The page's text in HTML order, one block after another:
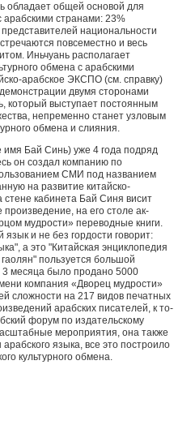
обладает общей основой для
араб­скими странами: 23%
национальности
повсеместно и весь
Иньчуань располагает
обмена с арабскими
арабское ЭКСПО (см. справку)
двумя сторо­нами
который выступает постоянным
непременно станет узловым
обмена и слияния.
имя Бай Синь) уже 4 года подряд
он создал компанию по
СМИ под названием
на разви­тие китайско-
стене кабинета Бай Синя висит
на его столе ак­
мудрости» переводные книги.
и не без гордости говорит:
а это "Китайская энцикло­педия
пользуется большой
3 месяца было продано 5000
компания «Дворец мудрости»
слож­ности на 217 видов печатных
арабских писателей, к то­
форум по издательскому
мероприятия, она также
языка, все это построило
культурного обмена.